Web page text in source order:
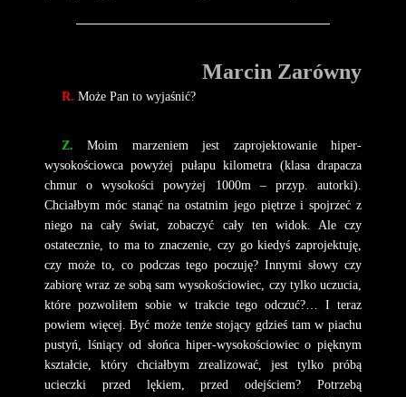
Marcin Zarówny
R. Może Pan to wyjaśnić?
Z.
Moim marzeniem jest zaprojektowanie hiper-
wysokościowca powyżej pułapu kilometra (klasa drapacza
chmur o wysokości powyżej 1000m – przyp. autorki).
Chciałbym móc stanąć na ostatnim jego piętrze i spojrzeć z
niego na cały świat, zobaczyć cały ten widok. Ale czy
ostatecznie, to ma to znaczenie, czy go kiedyś zaprojektuję,
czy może to, co podczas tego poczuję? Innymi słowy czy
zabiorę wraz ze sobą sam wysokościowiec, czy tylko uczucia,
które pozwoliłem sobie w trakcie tego odczuć?… I teraz
powiem więcej. Być może tenże stojący gdzieś tam w piachu
pustyń, lśniący od słońca hiper-wysokościowiec o pięknym
kształcie, który chciałbym zrealizować, jest tylko próbą
ucieczki przed lękiem, przed odejściem? Potrzebą